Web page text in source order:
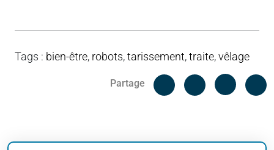
Tags : bien-être, robots,tarissement,traite,vêlage
Partage
Facebook